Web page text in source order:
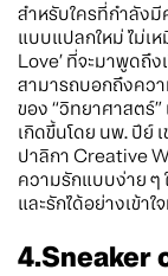
สำหรับใครที่กำลัง
แบบแปลกใหม่ ไม่เ
Love’ ที่จะมาพูดถึ
สามารถบอกถึงคว
ของ “วิทยาศาสตร์
เกิดขึ้นโดย นพ. ปีย์
ปาลิกา Creative
ความรักแบบง่าย ๆ
และรักได้อย่างเข้า
4.Sneaker